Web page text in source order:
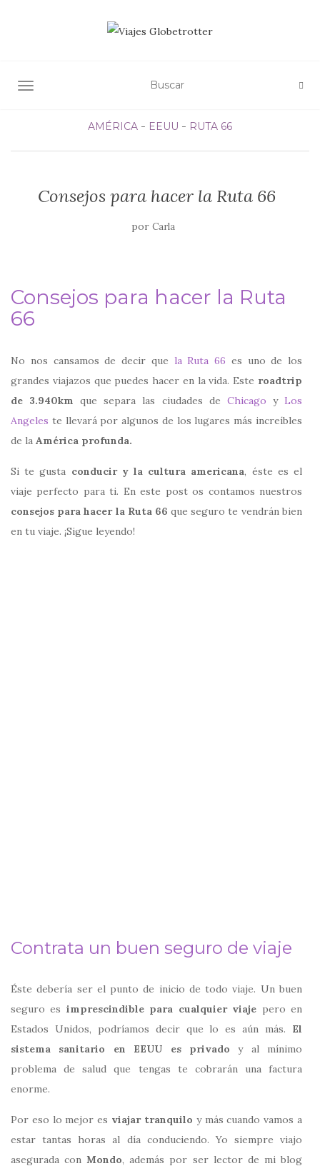
ALTERNAR NAVEGACIÓN
AMÉRICA EEUU RUTA 66
Consejos para hacer la Ruta 66
por Carla
Consejos para hacer la Ruta
66
No nos cansamos de decir que la Ruta 66 es uno de los
grandes viajazos que puedes hacer en la vida. Este roadtrip
de 3.940km
que separa las ciudades de Chicago yLos
Angeles te llevará por algunos de los lugares más increíbles
de la América profunda.
Si te gusta conducir y la cultura americana, éste es el
viaje perfecto para ti. En este post os contamos nuestros
consejos para hacer la Ruta 66 que seguro te vendrán bien
en tu viaje. ¡Sigue leyendo!
Contrata un buen seguro de viaje
Éste debería ser el punto de inicio de todo viaje. Un buen
seguro es imprescindible para cualquier viaje pero en
Estados Unidos, podríamos decir que lo es aún más. El
sistema sanitario en EEUU es privado y al mínimo
problema de salud que tengas te cobrarán una factura
enorme.
Por eso lo mejor es viajar tranquilo y más cuando vamos a
estar tantas horas al día conduciendo. Yo siempre viajo
asegurada con Mondo, además por ser lector de mi blog